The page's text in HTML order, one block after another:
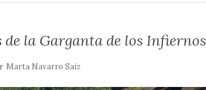
la Garganta de los Infiernos
Marta Navarro Saiz